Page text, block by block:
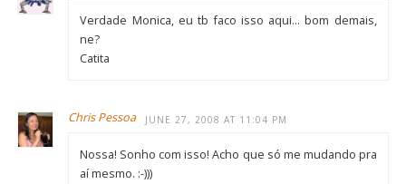
Verdade Monica, eu tb faco isso aqui… bom demais,
ne?
Catita
Chris Pessoa JUNE 27, 2008 AT 11:04 PM
Nossa! Sonho com isso! Acho que só me mudando pra
aí mesmo. :-)))